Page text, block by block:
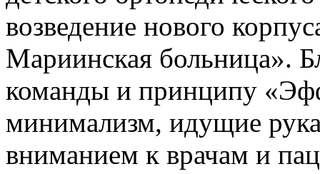
возведение нового
Мариинская больница».
команды и принципу
минимализм, идущие
вниманием к врачам и